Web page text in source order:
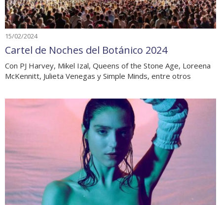
15/02/2024
Cartel de Noches del Botánico 2024
Con PJ Harvey, Mikel Izal, Queens of the Stone Age, Loreena
McKennitt, Julieta Venegas y Simple Minds, entre otros